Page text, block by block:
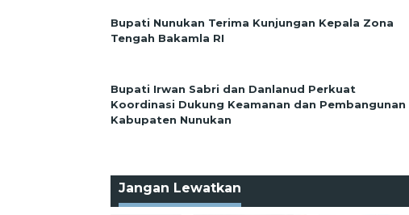
Bupati Nunukan Terima Kunjungan Kepala Zona
Tengah Bakamla RI
Bupati Irwan Sabri dan Danlanud Perkuat
Koordinasi Dukung Keamanan dan Pembangunan
Kabupaten Nunukan
Jangan Lewatkan